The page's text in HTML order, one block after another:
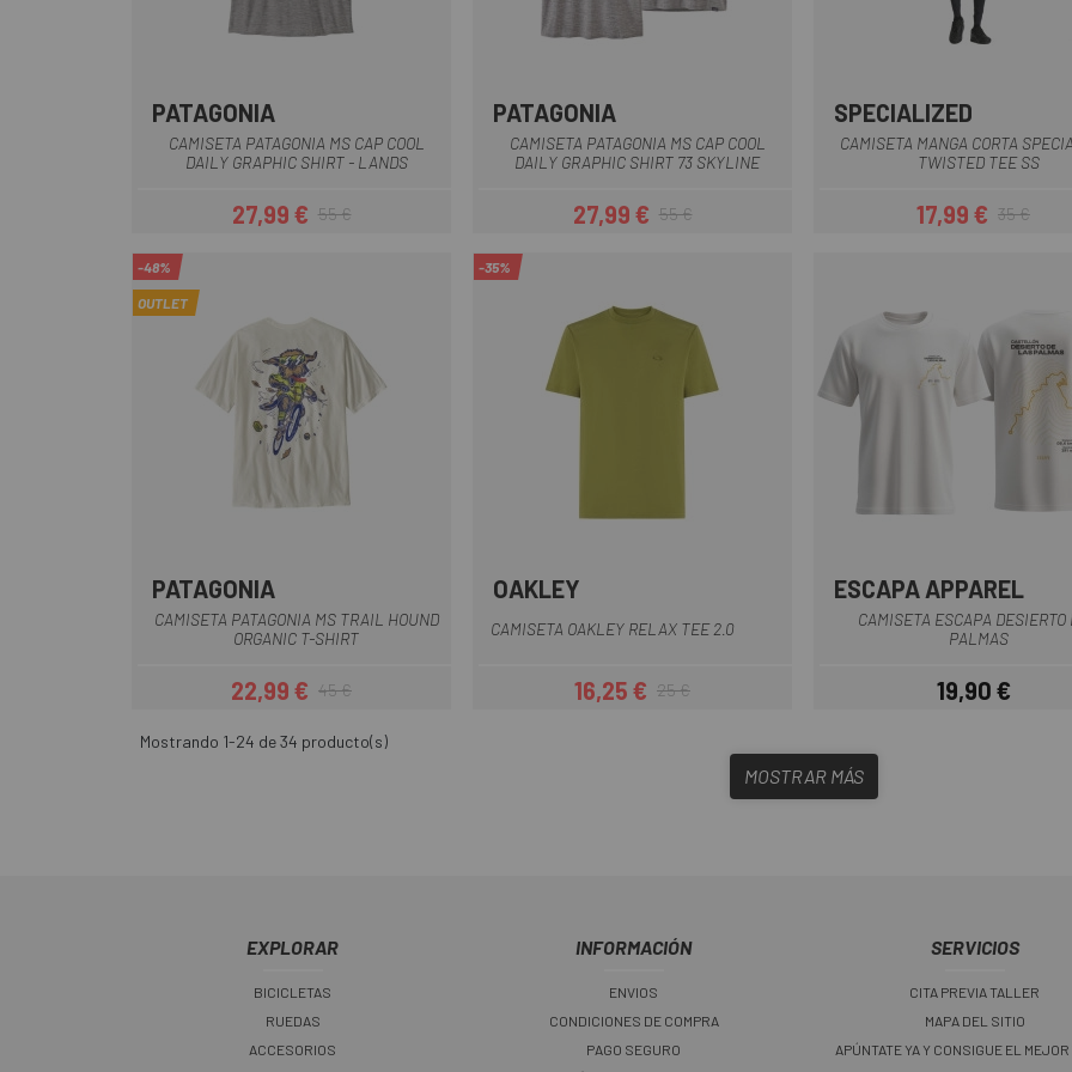
Gris
PATAGONIA
CAMISETA PATAGONIA MS CAP COOL
DAILY GRAPHIC SHIRT - LANDS
Precio
27,99 €Precio regular
55 €
PATAGONIA
CAMISETA PATAGONIA MS CAP COOL
DAILY GRAPHIC SHIRT 73 SKYLINE
Precio
27,99 €Precio regular
55 €
Blanco
Gris
SPECIALIZED
CAMISETA MANGA CORTA
TWISTED TEE SS
Precio
17,99 €Precio regular
35 €
Azul
-48%
OUTLET
PATAGONIA
CAMISETA PATAGONIA MS TRAIL HOUND
ORGANIC T-SHIRT
Precio
22,99 €Precio regular
45 €
Verde Oliva
-35%
OAKLEY
CAMISETA OAKLEY RELAX TEE 2.0
Precio
16,25 €Precio regular
25 €
Blanco-
ESCAPA APPAREL
CAMISETA ESCAPA DESIERTO
PALMAS
Precio
19,90 €
Mostrando 1-24 de 34 producto(s)
MOSTRAR MÁS
EXPLORAR
BICICLETAS
RUEDAS
ACCESORIOS
INFORMACIÓN
ENVIOS
CONDICIONES DE COMPRA
PAGO SEGURO
SERVICIOS
CITA PREVIA TALLER
MAPA DEL SITIO
APÚNTATE YA Y CONSIGUE EL MEJOR